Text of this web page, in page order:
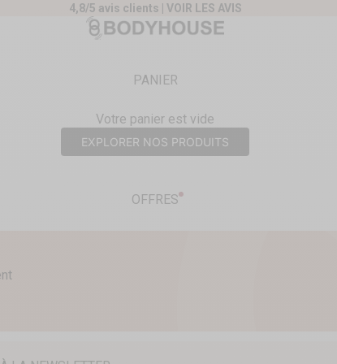
4,8/5 avis clients | VOIR LES AVIS
Body House
PANIER
Votre panier est vide
EXPLORER NOS PRODUITS
OFFRES